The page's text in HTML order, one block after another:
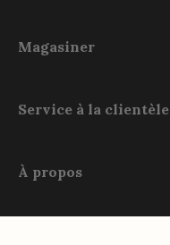
Magasiner
Service à la clientèle
À propos